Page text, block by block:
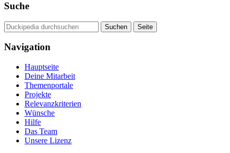
Suche
Navigation
Hauptseite
Deine Mitarbeit
Themenportale
Projekte
Relevanzkriterien
Wünsche
Hilfe
Das Team
Unsere Lizenz